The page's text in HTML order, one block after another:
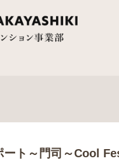
ート～門司～Cool